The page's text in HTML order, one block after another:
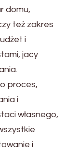
domu,
też zakres
i
jacy
proces,
i
własnego,
i